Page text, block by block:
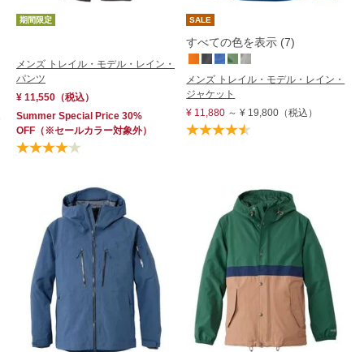
期間限定
メンズ トレイル・モデル・レイン・
パンツ
¥ 11,550 （税込）
Summer Special Price 30%
OFF （※セールカラー対象外）
SALE
すべての色を表示 (7)
メンズ トレイル・モデル・レイン・
ジャケット
¥ 11,880 ～¥ 19,800 （税込）